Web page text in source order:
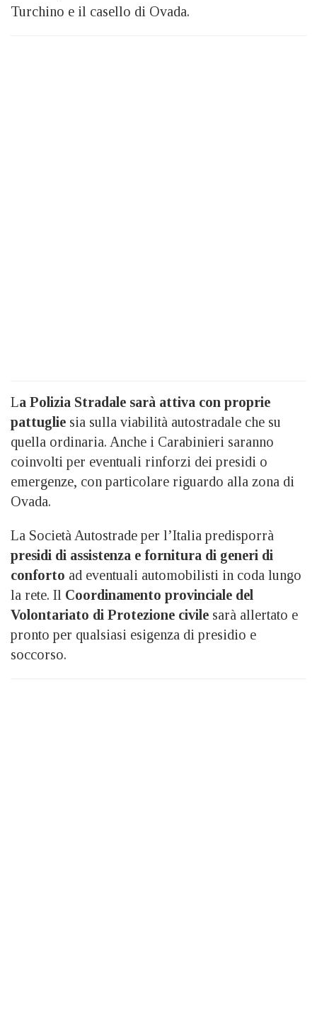
Turchino e il casello di Ovada.
La Polizia Stradale sarà attiva con proprie
pattuglie sia sulla viabilità autostradale che su
quella ordinaria. Anche i Carabinieri saranno
coinvolti per eventuali rinforzi dei presidi o
emergenze, con particolare riguardo alla zona di
Ovada.
La Società Autostrade per l’Italia predisporrà
presidi di assistenza e fornitura di generi di
conforto ad eventuali automobilisti in coda lungo
la rete. Il Coordinamento provinciale del
Volontariato di Protezione civile sarà allertato e
pronto per qualsiasi esigenza di presidio e
soccorso.